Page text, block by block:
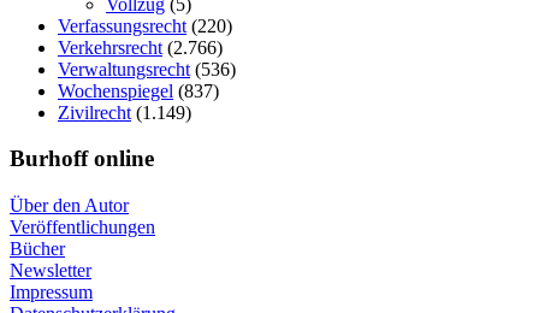
Verfassungsrecht (220)
Verkehrsrecht (2.766)
Verwaltungsrecht (536)
Wochenspiegel (837)
Zivilrecht (1.149)
Burhoff online
Über den Autor
Veröffentlichungen
Bücher
Newsletter
Impressum